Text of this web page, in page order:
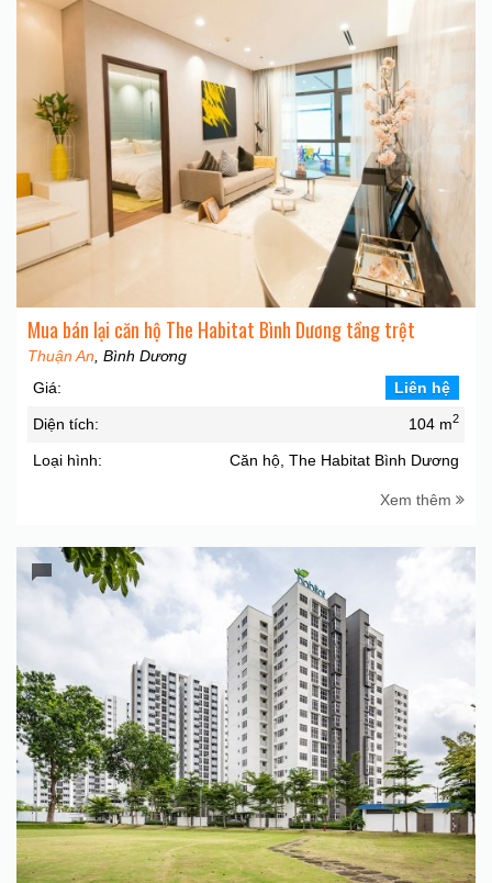
Mua bán lại căn hộ The Habitat Bình Dương tầng trệt
Thuận An , Bình Dương
Giá:
Liên hệ
Diện tích: 104 m2
Loại hình: Căn hộ, The Habitat Bình Dương
Xem thêm